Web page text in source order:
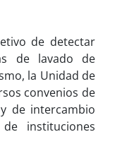
de detectar
de lavado de
la Unidad de
convenios de
de intercambio
instituciones